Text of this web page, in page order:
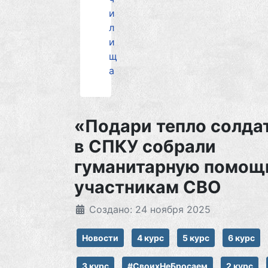
и
л
и
щ
а
«Подари тепло
в СПКУ собрали
гуманитарную
участникам СВО
Создано: 24 ноября 2025
Новости 4 курс 5 курс 6 курс
3 курс #СвоихНеБросаем 2 курс